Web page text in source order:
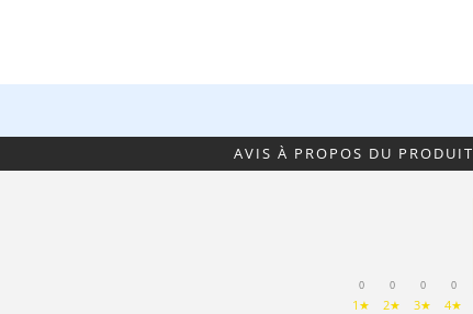
AVIS À PROPOS DU PRODUIT
0
1★
0
2★
0
3★
0
4★